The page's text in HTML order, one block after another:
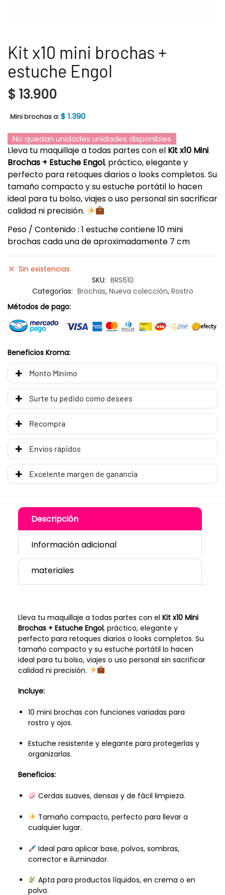
Kit x10 mini brochas +
estuche Engol
$ 13.900
Mini brochas a:$ 1.390
No quedan unidades unidades disponibles
Lleva tu maquillaje a todas partes con el Kit x10 Mini
Brochas + Estuche Engol, práctico, elegante y
perfecto para retoques diarios o looks completos. Su
tamaño compacto y su estuche portátil lo hacen
ideal para tu bolso, viajes o uso personal sin sacrificar
calidad ni precisión.
Peso / Contenido : 1 estuche contiene 10 mini
brochas cada una de aproximadamente 7 cm
Sin existencias
SKU: BRS610
Categorías: Brochas, Nueva colección, Rostro
Métodos de pago:
Beneficios Kroma:
Monto Mínimo
Surte tu pedido como desees
Recompra
Envíos rápidos
Excelente margen de ganancia
Descripción
Información adicional
materiales
Lleva tu maquillaje a todas partes con el Kit x10 Mini
Brochas + Estuche Engol, práctico, elegante y
perfecto para retoques diarios o looks completos. Su
tamaño compacto y su estuche portátil lo hacen
ideal para tu bolso, viajes o uso personal sin sacrificar
calidad ni precisión.
Incluye:
10 mini brochas con funciones variadas para
rostro y ojos.
Estuche resistente y elegante para protegerlas y
organizarlas.
Beneficios:
Cerdas suaves, densas y de fácil limpieza.
Tamaño compacto, perfecto para llevar a
cualquier lugar.
Ideal para aplicar base, polvos, sombras,
corrector e iluminador.
Apta para productos líquidos, en crema o en
polvo.